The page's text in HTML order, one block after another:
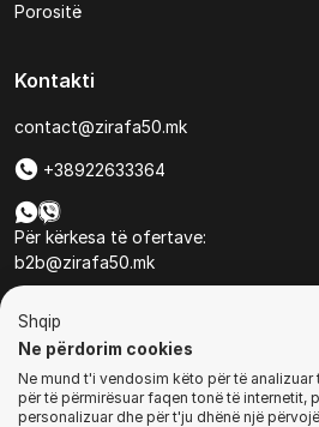
Porositë
Kontakti
contact@zirafa50.mk
+38922633364
Për kërkesa të ofertave:
b2b@zirafa50.mk
Shqip
Ne përdorim cookies
Ne mund t'i vendosim këto për të analizuar
për të përmirësuar faqen tonë të internetit,
personalizuar dhe për t'ju dhënë një